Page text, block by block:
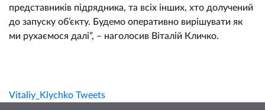
представників підрядника, та всіх інших, хто долучений
до запуску об’єкту. Будемо оперативно вирішувати як
ми рухаємося далі”, – наголосив Віталій Кличко.
Vitaliy_Klychko Tweets